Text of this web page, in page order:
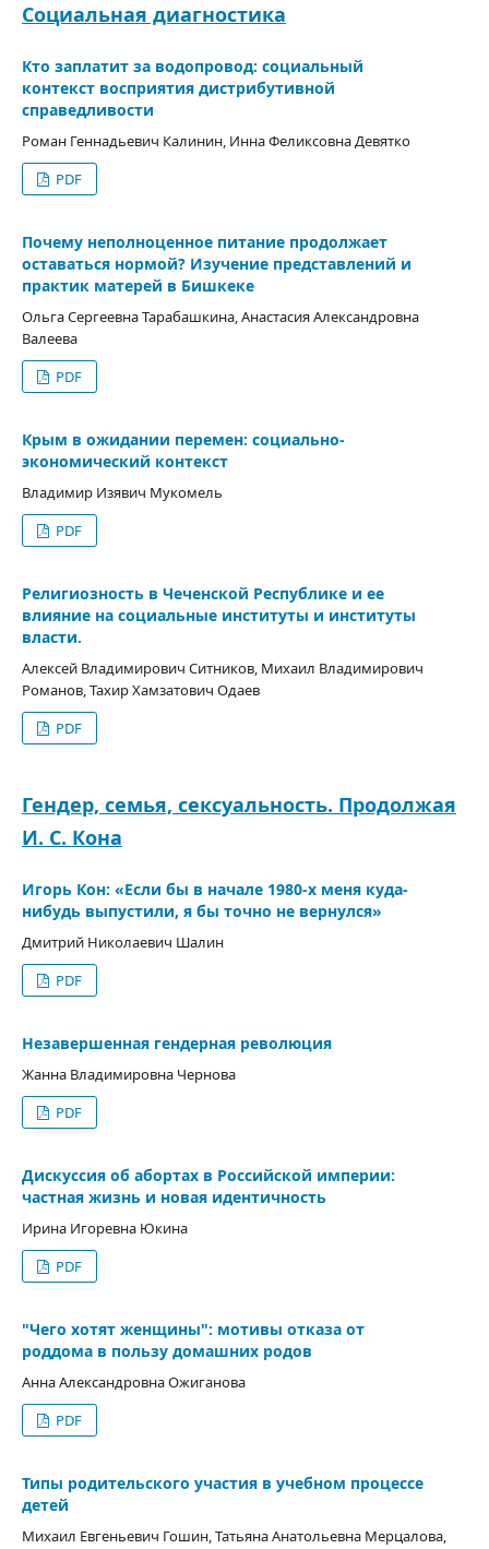
Социальная диагностика
Кто заплатит за водопровод: социальный
контекст восприятия дистрибутивной
справедливости
Роман Геннадьевич Калинин, Инна Феликсовна Девятко
PDF
Почему неполноценное питание продолжает
оставаться нормой? Изучение представлений и
практик матерей в Бишкеке
Ольга Сергеевна Тарабашкина, Анастасия Александровна
Валеева
PDF
Крым в ожидании перемен: социально-
экономический контекст
Владимир Изявич Мукомель
PDF
Религиозность в Чеченской Республике и ее
влияние на социальные институты и институты
власти.
Алексей Владимирович Ситников, Михаил Владимирович
Романов, Тахир Хамзатович Одаев
PDF
Гендер, семья, сексуальность. Продолжая
И. С. Кона
Игорь Кон: «Если бы в начале 1980-х меня куда-
нибудь выпустили, я бы точно не вернулся»
Дмитрий Николаевич Шалин
PDF
Незавершенная гендерная революция
Жанна Владимировна Чернова
PDF
Дискуссия об абортах в Российской империи:
частная жизнь и новая идентичность
Ирина Игоревна Юкина
PDF
"Чего хотят женщины": мотивы отказа от
роддома в пользу домашних родов
Анна Александровна Ожиганова
PDF
Типы родительского участия в учебном процессе
детей
Михаил Евгеньевич Гошин, Татьяна Анатольевна Мерцалова,